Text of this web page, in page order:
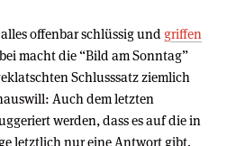
offenbar schlüssig und griffen
macht die “Bild am Sonntag”
Schlusssatz ziemlich
Auch dem letzten
werden, dass es auf die in
letztlich nur eine Antwort gibt.